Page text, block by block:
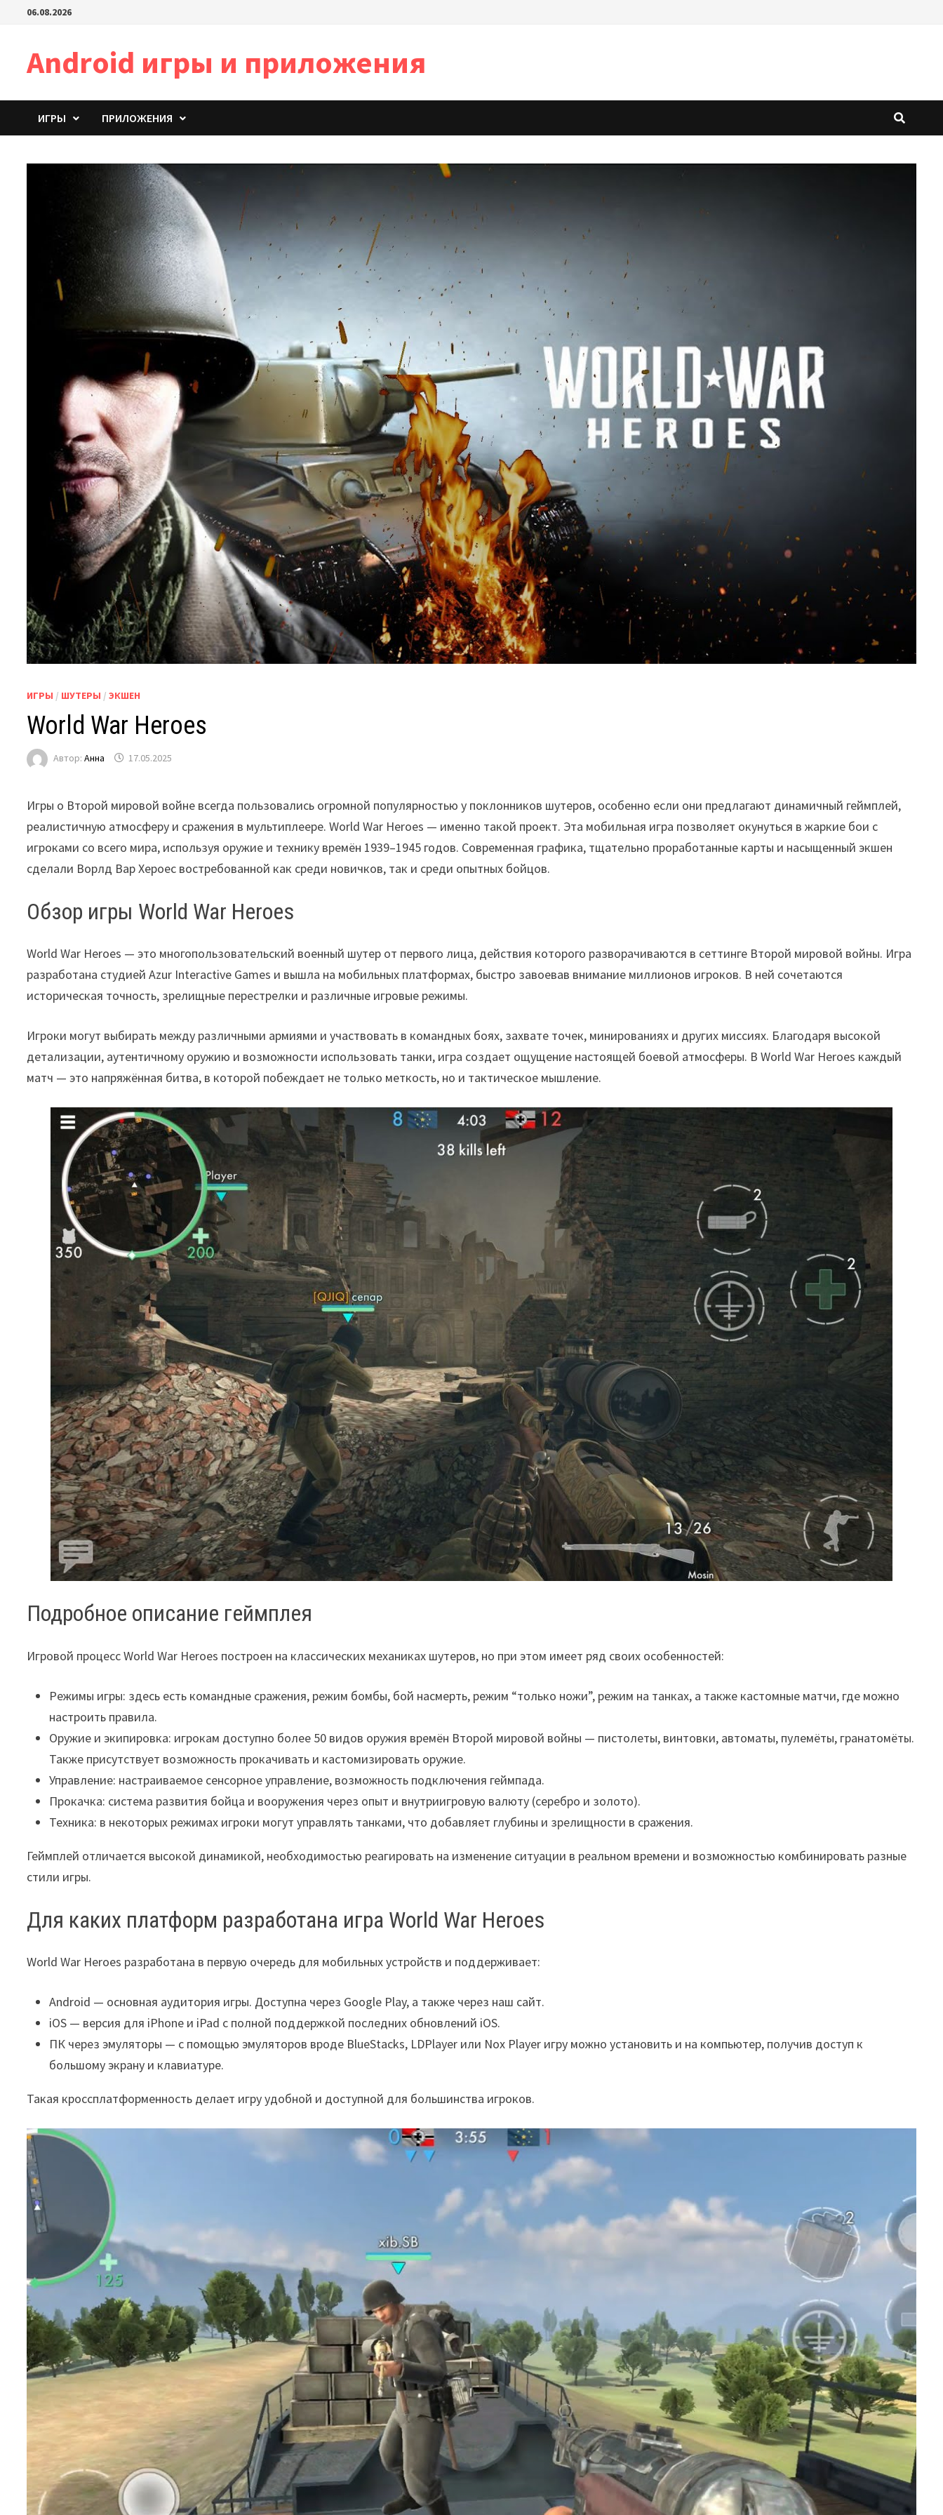
Перейти06.08.2026
Android игры и приложения
ИГРЫ ПРИЛОЖЕНИЯ
ИГРЫ / ШУТЕРЫ /ЭКШЕН
World War Heroes
Автор:Анна 17.05.2025
Игры о Второй мировой войне всегда пользовались огромной популярностью у поклонников шутеров, особенно если они предлагают динамичный геймплей,
реалистичную атмосферу и сражения в мультиплеере. World War Heroes — именно такой проект. Эта мобильная игра позволяет окунуться в жаркие бои с
игроками со всего мира, используя оружие и технику времён 1939–1945 годов. Современная графика, тщательно проработанные карты и насыщенный экшен
сделали Ворлд Вар Хероес востребованной как среди новичков, так и среди опытных бойцов.
Обзор игры World War Heroes
World War Heroes — это многопользовательский военный шутер от первого лица, действия которого разворачиваются в сеттинге Второй мировой войны. Игра
разработана студией Azur Interactive Games и вышла на мобильных платформах, быстро завоевав внимание миллионов игроков. В ней сочетаются
историческая точность, зрелищные перестрелки и различные игровые режимы.
Игроки могут выбирать между различными армиями и участвовать в командных боях, захвате точек, минированиях и других миссиях. Благодаря высокой
детализации, аутентичному оружию и возможности использовать танки, игра создает ощущение настоящей боевой атмосферы. В World War Heroes каждый
матч — это напряжённая битва, в которой побеждает не только меткость, но и тактическое мышление.
Подробное описание геймплея
Игровой процесс World War Heroes построен на классических механиках шутеров, но при этом имеет ряд своих особенностей:
Режимы игры: здесь есть командные сражения, режим бомбы, бой насмерть, режим “только ножи”, режим на танках, а также кастомные матчи, где можно
настроить правила.
Оружие и экипировка: игрокам доступно более 50 видов оружия времён Второй мировой войны — пистолеты, винтовки, автоматы, пулемёты, гранатомёты.
Также присутствует возможность прокачивать и кастомизировать оружие.
Управление: настраиваемое сенсорное управление, возможность подключения геймпада.
Прокачка: система развития бойца и вооружения через опыт и внутриигровую валюту (серебро и золото).
Техника: в некоторых режимах игроки могут управлять танками, что добавляет глубины и зрелищности в сражения.
Геймплей отличается высокой динамикой, необходимостью реагировать на изменение ситуации в реальном времени и возможностью комбинировать разные
стили игры.
Для каких платформ разработана игра World War Heroes
World War Heroes разработана в первую очередь для мобильных устройств и поддерживает:
Android — основная аудитория игры. Доступна через Google Play, а также через наш сайт.
iOS — версия для iPhone и iPad с полной поддержкой последних обновлений iOS.
ПК через эмуляторы — с помощью эмуляторов вроде BlueStacks, LDPlayer или Nox Player игру можно установить и на компьютер, получив доступ к
большому экрану и клавиатуре.
Такая кроссплатформенность делает игру удобной и доступной для большинства игроков.